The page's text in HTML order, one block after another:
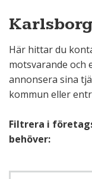
Karlsborg
Här hittar du
motsvarande och
annonsera sina
kommun eller
Filtrera i
behöver: